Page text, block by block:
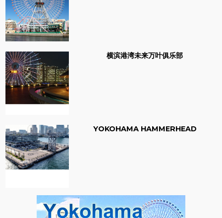
横滨港湾未来万叶俱乐部
YOKOHAMA HAMMERHEAD